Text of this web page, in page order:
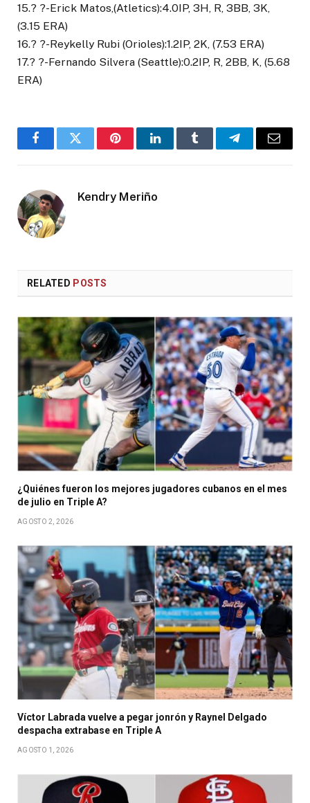
15.? ?-Erick Matos,(Atletics):4.0IP, 3H, R, 3BB, 3K,
(3.15 ERA)
16.? ?-Reykelly Rubi (Orioles):1.2IP, 2K, (7.53 ERA)
17.? ?-Fernando Silvera (Seattle):0.2IP, R, 2BB, K, (5.68
ERA)
FacebookTwitter PinterestLinkedInTumblr TelegramEmail
Kendry Meriño
RELATED POSTS
¿Quiénes fueron los mejores jugadores cubanos en el mes
de julio en Triple A?
AGOSTO 2, 2026
Víctor Labrada vuelve a pegar jonrón y Raynel Delgado
despacha extrabase en Triple A
AGOSTO 1, 2026